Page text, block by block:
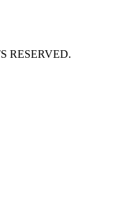
RESERVED.